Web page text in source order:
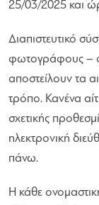
25/03/2025 και
Διαπιστευτικό
φωτογράφους –
αποστείλουν τα
τρόπο. Κανένα
σχετικής
ηλεκτρονική
πάνω.
Η κάθε